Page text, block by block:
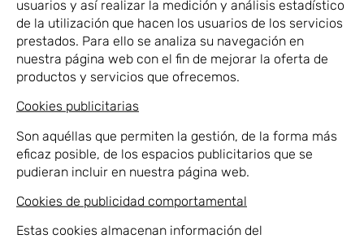
usuarios y así realizar la medición y análisis estadístico
de la utilización que hacen los usuarios de los servicios
prestados. Para ello se analiza su navegación en
nuestra página web con el fin de mejorar la oferta de
productos y servicios que ofrecemos.
Cookies publicitarias
Son aquéllas que permiten la gestión, de la forma más
eficaz posible, de los espacios publicitarios que se
pudieran incluir en nuestra página web.
Cookies de publicidad comportamental
Estas cookies almacenan información del